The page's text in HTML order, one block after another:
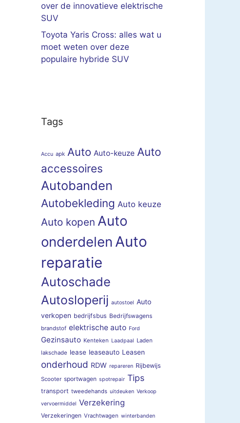
over de innovatieve elektrische
SUV
Toyota Yaris Cross: alles wat u
moet weten over deze
populaire hybride SUV
Tags
Accu apk Auto Auto-keuze Auto
accessoires
Autobanden
Autobekleding Auto keuze
Auto kopen Auto
onderdelen Auto
reparatie
Autoschade
Autosloperij autostoel Auto
verkopen bedrijfsbus Bedrijfswagens
brandstof elektrische auto Ford
Gezinsauto Kenteken Laadpaal Laden
lakschade lease leaseauto Leasen
onderhoud RDW repareren Rijbewijs
Scooter sportwagen spotrepair Tips
transport tweedehands uitdeuken Verkoop
vervoermiddel Verzekering
Verzekeringen Vrachtwagen winterbanden